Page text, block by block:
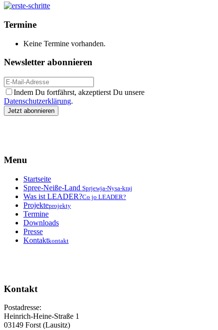
Termine
Keine Termine vorhanden.
Newsletter abonnieren
Indem Du fortfährst, akzeptierst Du unsere
Datenschutzerklärung.
Menu
Startseite
Spree-Neiße-Land Sprjewja-Nysa-kraj
Was ist LEADER?Co jo LEADER?
Projekteprojekty
Termine
Downloads
Presse
Kontaktkontakt
Kontakt
Postadresse:
Heinrich-Heine-Straße 1
03149 Forst (Lausitz)